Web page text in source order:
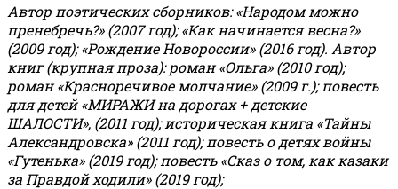
Автор поэтических сборников: «Народом можно
пренебречь?» (2007 год); «Как начинается весна?»
(2009 год); «Рождение Новороссии» (2016 год). Автор
книг (крупная проза): роман «Ольга» (2010 год);
роман «Красноречивое молчание» (2009 г.); повесть
для детей «МИРАЖИ на дорогах + детские
ШАЛОСТИ», (2011 год); историческая книга «Тайны
Александровска» (2011 год); повесть о детях войны
«Гутенька» (2019 год); повесть «Сказ о том, как казаки
за Правдой ходили» (2019 год);